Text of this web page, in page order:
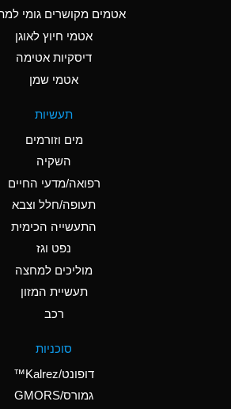
Ammonia Anhydrous
C
Ammonia Gas (cold)
A
Ammonia Gas (hot)
Ammonium Hydroxide
A
Ammonium Nitrate
Ammonium Nitrite
Ammonium Persulfate
Ammonium Phosphate
A
אטמים מקושרים גומי
אטמי חיוץ לאוגן
דיסקיות אטימה
אטמי שמן
תעשיות
מים וזורמים
השקיה
רפואה/מדעי החיים
תעופה/חלל וצבא
התעשייה הכימית
נפט וגז
מוליכים למחצה
תעשיית המזון
רכב
סוכניות
דופונט/Kalrez™
גמורס/GMORS